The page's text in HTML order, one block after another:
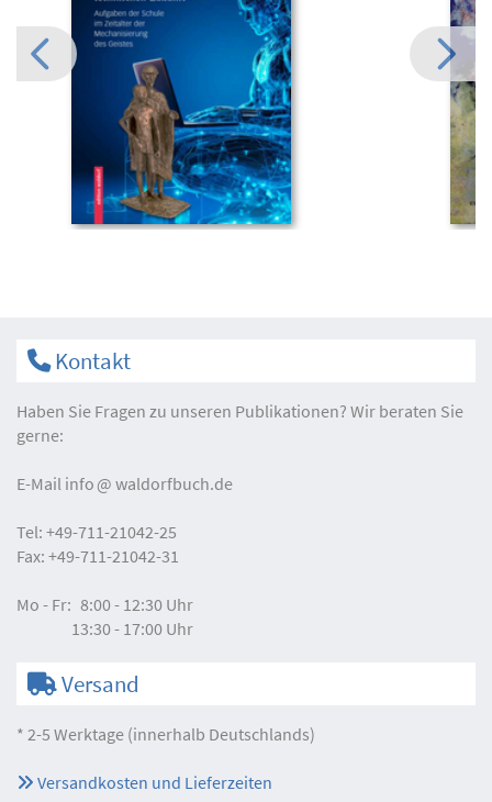
Kontakt
Haben Sie Fragen zu unseren Publikationen? Wir beraten Sie
gerne:
E-Mail info waldorfbuch.de
Tel: +49-711-21042-25
Fax: +49-711-21042-31
Mo - Fr: 8:00 - 12:30 Uhr
13:30 - 17:00 Uhr
Versand
* 2-5 Werktage (innerhalb Deutschlands)
Versandkosten und Lieferzeiten